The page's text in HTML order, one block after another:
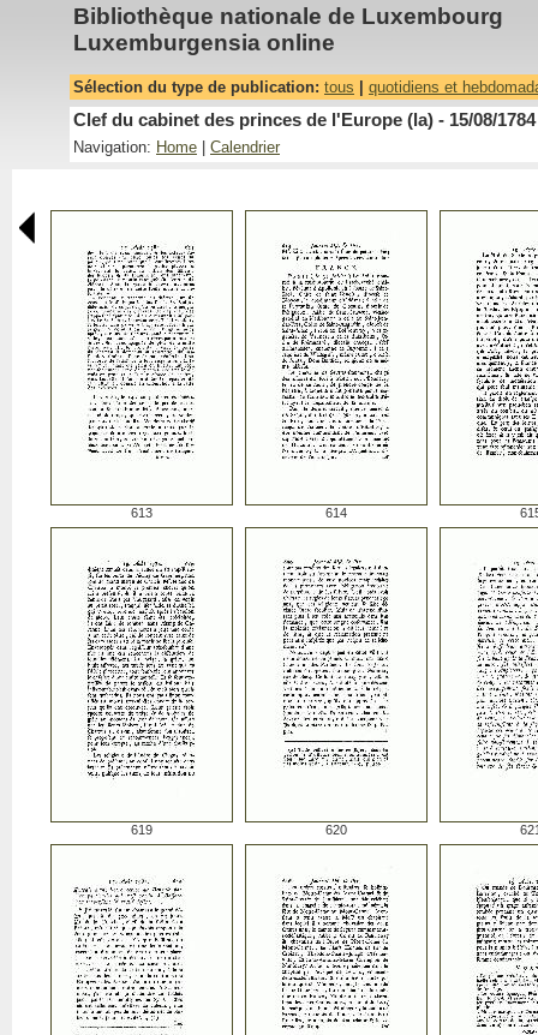
Bibliothèque nationale de Luxembourg
Luxemburgensia online
Sélection du type de publication: tous quotidiens et
Clef du cabinet des princes de l'Europe (la) - 15/08/1784
Navigation: Home Calendrier
613 614
619 620